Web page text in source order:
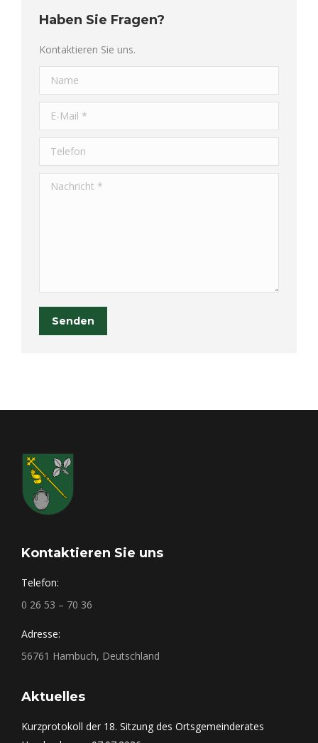
Haben Sie Fragen?
Kontaktieren Sie uns.
Name
E-Mail *
Telefon
Nachricht *
Senden
Kontaktieren Sie uns
Telefon:
0 26 53 – 70 36
Adresse:
56761 Hambuch, Deutschland
Aktuelles
Kurzprotokoll der 18. Sitzung des Ortsgemeinderates